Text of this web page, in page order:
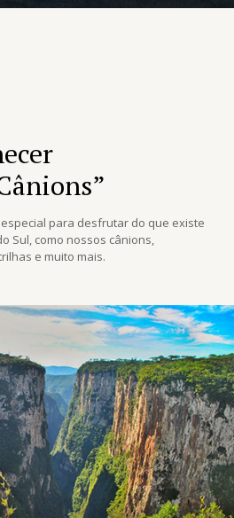
para desfrutar do que existe
Sul, como nossos cânions,
e muito mais.